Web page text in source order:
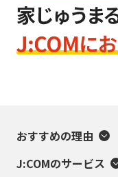
おすすめの理由
J:COMのサービス